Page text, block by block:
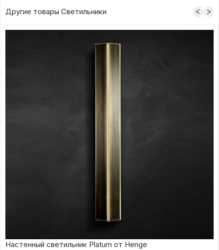
Другие товары Светильники
Настенный светильник Platum от Henge